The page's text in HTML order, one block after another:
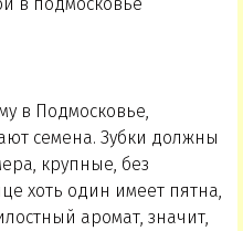
в Подмосковье,
семена. Зубки должны
крупные, без
хоть один имеет пятна,
аромат, значит,